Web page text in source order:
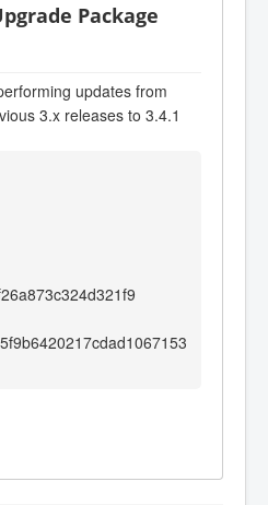
Package
updates from
3.x releases to 3.4.1